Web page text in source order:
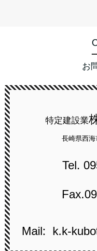
お
特定建設業
長崎県西
Tel.
Mail: k.k-